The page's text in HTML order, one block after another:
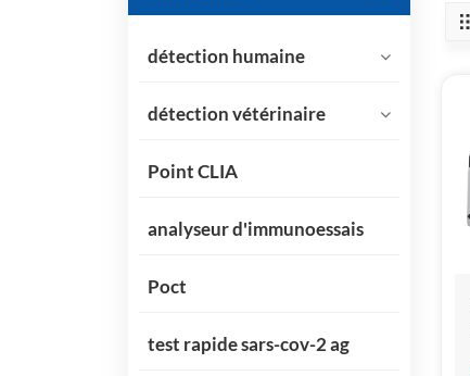
détection humaine
détection vétérinaire
Point CLIA
analyseur d'immunoessais
Poct
test rapide sars-cov-2 ag